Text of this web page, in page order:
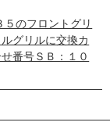
グリルに交換カ
番号ＳＢ：１０